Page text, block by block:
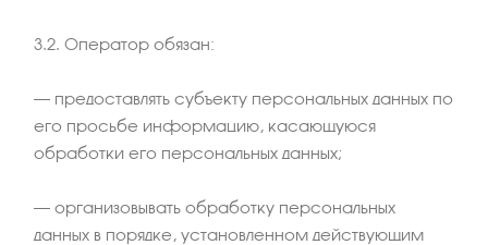
3.2. Оператор обязан:
– предоставлять субъекту персональных данных по
его просьбе информацию, касающуюся
обработки его персональных данных;
– организовывать обработку персональных
данных в порядке, установленном действующим